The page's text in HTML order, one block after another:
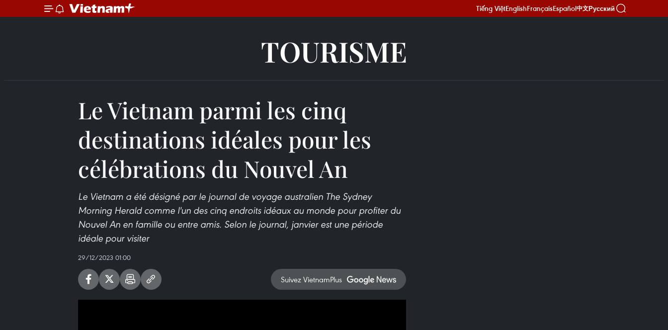
Tiếng ViệtEnglishFrançaisEspañol中文Русский
TOURISME
Le Vietnam parmi les cinq
destinations idéales pour les
célébrations du Nouvel An
Le Vietnam a été désigné par le journal de voyage australien The Sydney
Morning Herald comme l'un des cinq endroits idéaux au monde pour profiter du
Nouvel An en famille ou entre amis. Selon le journal, janvier est une période
idéale pour visiter
29/12/2023 01:00
Suivez VietnamPlus